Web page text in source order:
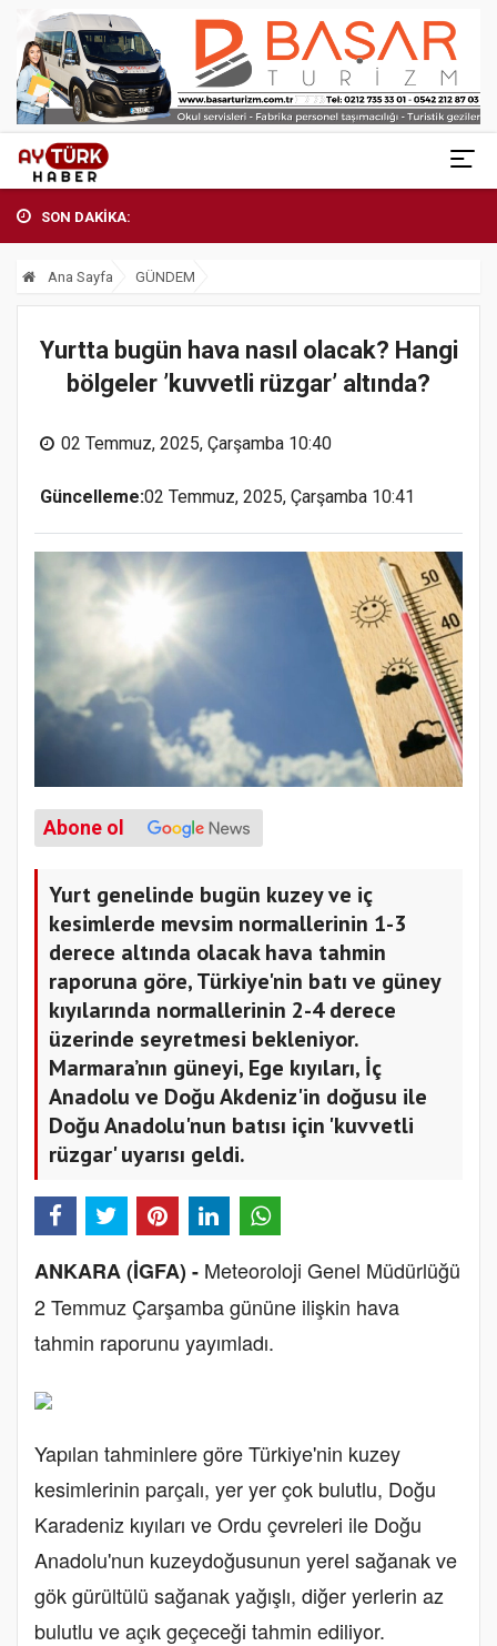
SON DAKİKA:
Ana Sayfa GÜNDEM
Yurtta bugün hava nasıl olacak? Hangi
bölgeler ’kuvvetli rüzgar’ altında?
02 Temmuz, 2025, Çarşamba 10:40
Güncelleme:02 Temmuz, 2025, Çarşamba 10:41
Abone ol
Yurt genelinde bugün kuzey ve iç
kesimlerde mevsim normallerinin 1-3
derece altında olacak hava tahmin
raporuna göre, Türkiye'nin batı ve güney
kıyılarında normallerinin 2-4 derece
üzerinde seyretmesi bekleniyor.
Marmara’nın güneyi, Ege kıyıları, İç
Anadolu ve Doğu Akdeniz'in doğusu ile
Doğu Anadolu'nun batısı için 'kuvvetli
rüzgar' uyarısı geldi.
ANKARA (İGFA) - Meteoroloji Genel Müdürlüğü
2 Temmuz Çarşamba gününe ilişkin hava
tahmin raporunu yayımladı.
Yapılan tahminlere göre Türkiye'nin kuzey
kesimlerinin parçalı, yer yer çok bulutlu, Doğu
Karadeniz kıyıları ve Ordu çevreleri ile Doğu
Anadolu'nun kuzeydoğusunun yerel sağanak ve
gök gürültülü sağanak yağışlı, diğer yerlerin az
bulutlu ve açık geçeceği tahmin ediliyor.